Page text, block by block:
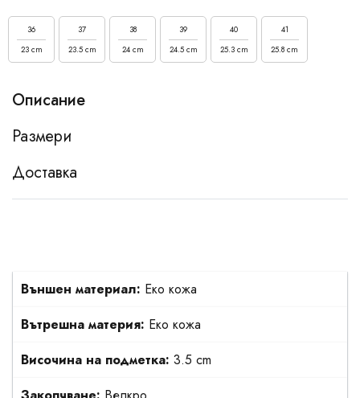
36
23 cm
37
23.5 cm
38
24 cm
39
24.5 cm
40
25.3 cm
41
25.8 cm
Описание
Размери
Доставка
Външен материал: Еко кожа
Вътрешна материя: Еко кожа
Височина на подметка: 3.5 cm